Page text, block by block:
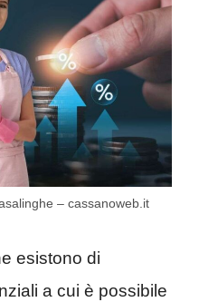
– cassanoweb.it
esistono di
a cui è possibile